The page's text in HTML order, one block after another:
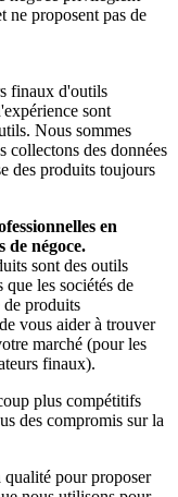
ne proposent pas de
finaux d'outils
sont
Nous sommes
collectons des données
des produits toujours
en
de négoce.
sont des outils
que les sociétés de
de produits
vous aider à trouver
marché (pour les
finaux).
plus compétitifs
des compromis sur la
qualité pour proposer